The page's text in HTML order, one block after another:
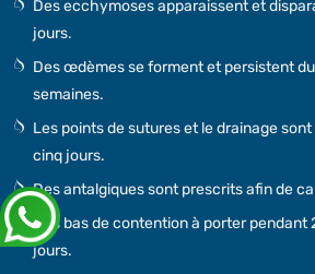
Des ecchymoses apparaissent et
jours.
Des œdèmes se forment et persistent
semaines.
Les points de sutures et le drainage
cinq jours.
Des antalgiques sont prescrits afin de
Des bas de contention à porter pendant
jours.